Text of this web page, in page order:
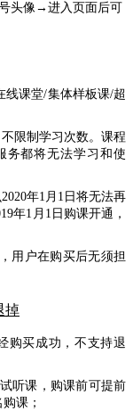
头像→进入页面后可
线课堂/集体样板课/超
制学习次数。课程
务都将无法学习和使
年1月1日将无法再
年1月1日购课开通，
用户在购买后无须担
掉
购买成功，不支持退
听课，购课前可提前
课；